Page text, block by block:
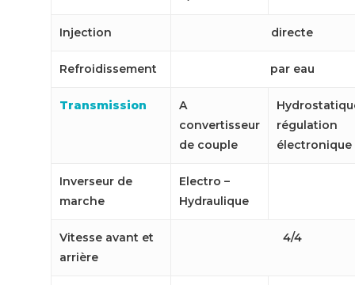
Injection directe
Refroidissement par eau
Transmission
A
convertisseur
de couple
régulation
électronique
Inverseur de
marche
Electro –
Hydraulique
Vitesse avant et
arrière
4/4